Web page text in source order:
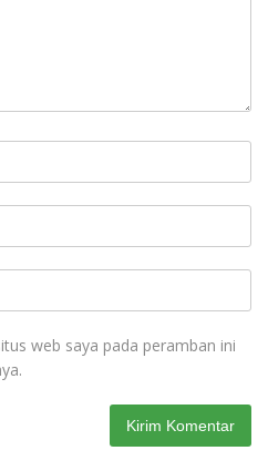
web saya pada peramban ini